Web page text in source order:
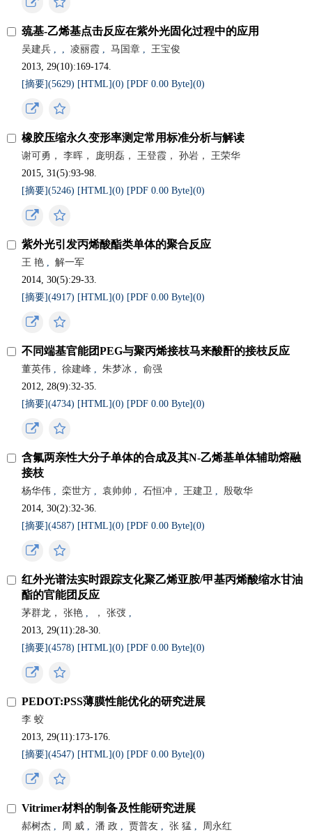
巯基-乙烯基点击反应在紫外光固化过程中的应用
吴建兵 , , 凌丽霞 , 马国章 ,
王宝俊
2013, 29(10):169-174.
[摘要](5629) [HTML](0) [PDF 0.00 Byte](0)
橡胶压缩永久变形率测定常用标准分析与解读
谢可勇， 李晖， 庞明磊， 王登霞， 孙岩， 王荣华
2015, 31(5):93-98.
[摘要](5246) [HTML](0) [PDF 0.00 Byte](0)
紫外光引发丙烯酸酯类单体的聚合反应
王 艳 ,
解一军
2014, 30(5):29-33.
[摘要](4917) [HTML](0) [PDF 0.00 Byte](0)
不同端基官能团PEG与聚丙烯接枝马来酸酐的接枝反应
董英伟 , 徐建峰 , 朱梦冰 ,
俞强
2012, 28(9):32-35.
[摘要](4734) [HTML](0) [PDF 0.00 Byte](0)
含氟两亲性大分子单体的合成及其N-乙烯基单体辅助熔融
接枝
杨华伟 , 栾世方 , 袁帅帅 , 石恒冲 , 王建卫 ,
殷敬华
2014, 30(2):32-36.
[摘要](4587) [HTML](0) [PDF 0.00 Byte](0)
红外光谱法实时跟踪支化聚乙烯亚胺/甲基丙烯酸缩水甘油
酯的官能团反应
茅群龙， 张艳 , ， 张弢 ,
2013, 29(11):28-30.
[摘要](4578) [HTML](0) [PDF 0.00 Byte](0)
PEDOT:PSS薄膜性能优化的研究进展
李 蛟
2013, 29(11):173-176.
[摘要](4547) [HTML](0) [PDF 0.00 Byte](0)
Vitrimer材料的制备及性能研究进展
郝树杰 , 周 威 , 潘 政 , 贾普友 , 张 猛 ,
周永红